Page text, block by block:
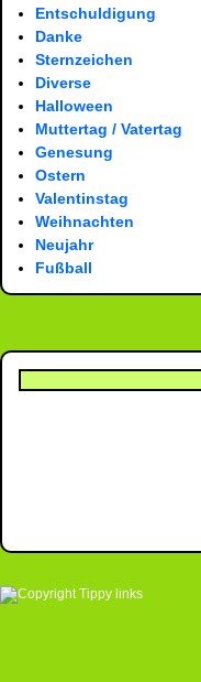
Entschuldigung
Danke
Sternzeichen
Diverse
Halloween
Muttertag / Vatertag
Genesung
Ostern
Valentinstag
Weihnachten
Neujahr
Fußball